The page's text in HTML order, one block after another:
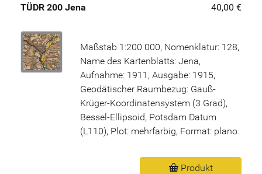
TÜDR 200 Jena 40,00 €
Maßstab 1:200 000, Nomenklatur: 128,
Name des Kartenblatts: Jena,
Aufnahme: 1911, Ausgabe: 1915,
Geodätischer Raumbezug: Gauß-
Krüger-Koordinatensystem (3 Grad),
Bessel-Ellipsoid, Potsdam Datum
(L110), Plot: mehrfarbig, Format: plano.
Produkt